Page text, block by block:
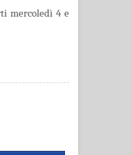
mercoledì 4 e